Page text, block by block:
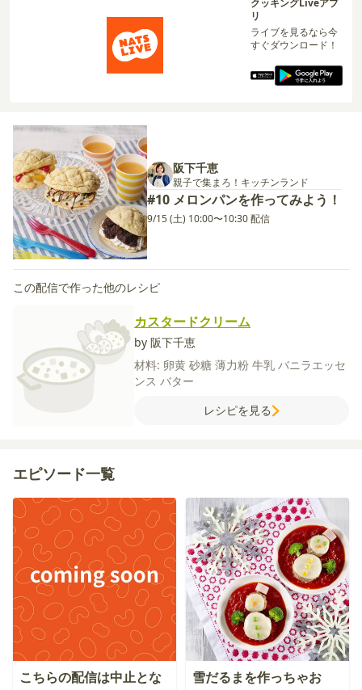
クッキングLiveアプ
リ
ライブを見るなら今
すぐダウンロード！
阪下千恵
親子で集まろ！キッチンランド
#10 メロンパンを作ってみよう！
9/15 (土) 10:00〜10:30 配信
この配信で作った他のレシピ
カスタードクリーム
by 阪下千恵
材料: 卵黄 砂糖 薄力粉 牛乳 バニラエッセ
ンス バター
レシピを見る
エピソード一覧
こちらの配信は中止とな
雪だるまを作っちゃお